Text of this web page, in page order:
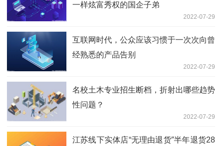
一样炫富秀权的国企子弟
2022-07-29
互联网时代，公众应该习惯于一次次向曾
经熟悉的产品告别
2022-07-29
名校土木专业招生断档，折射出哪些趋势
性问题？
2022-07-29
江苏线下实体店“无理由退货”半年退货28